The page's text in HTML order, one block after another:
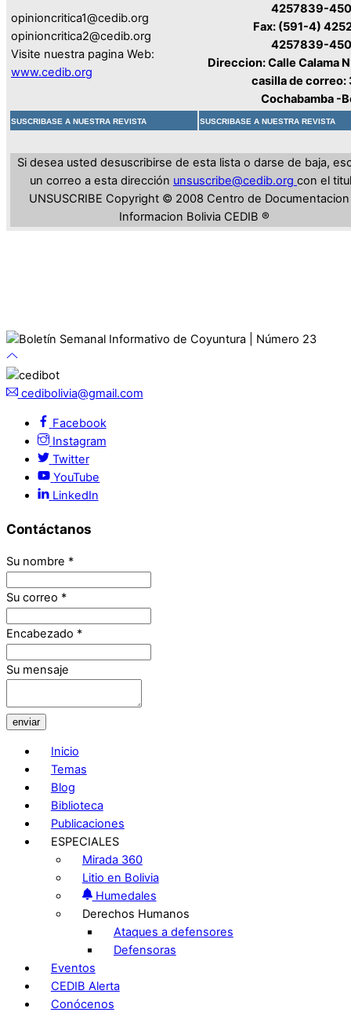
opinioncritica1@cedib.org
opinioncritica2@cedib.org
Visite nuestra pagina Web:
www.cedib.org
4257839-
Fax: (591-4)
4257839-
Direccion: Calle Calama
casilla de correo:
Cochabamba -
SUSCRIBASE A NUESTRA REVISTA SUSCRIBASE A NUESTRA REVISTA
Si desea usted desuscribirse de esta lista o darse de baja,
un correo a esta dirección unsuscribe@cedib.org con el
UNSUSCRIBE Copyright © 2008 Centro de
Informacion Bolivia CEDIB ®
cedibolivia@gmail.com
Facebook
Instagram
Twitter
YouTube
LinkedIn
Contáctanos
Su nombre *
Su correo *
Encabezado *
Su mensaje
enviar
Inicio
Temas
Blog
Biblioteca
Publicaciones
ESPECIALES
Mirada 360
Litio en Bolivia
Humedales
Derechos Humanos
Ataques a defensores
Defensoras
Eventos
CEDIB Alerta
Conócenos